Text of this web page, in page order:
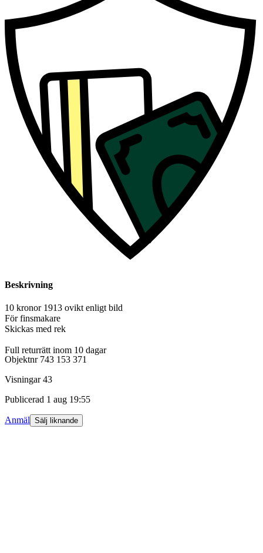
Beskrivning
10 kronor 1913 ovikt enligt bild
För finsmakare
Skickas med rek
Full returrätt inom 10 dagar
Objektnr 743 153 371
Visningar 43
Publicerad 1 aug 19:55
Anmäl Sälj liknande